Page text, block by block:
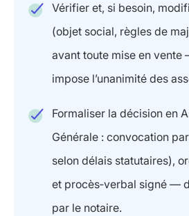
Vérifier et, si besoin,
(objet social, règles de
avant toute mise en vente
impose l’unanimité des
Formaliser la décision en
Générale : convocation
selon délais statutaires),
et procès‑verbal signé —
par le notaire.